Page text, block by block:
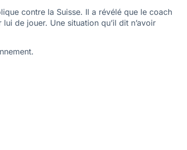
contre la Suisse. Il a révélé que le coach
de jouer. Une situation qu’il dit n’avoir